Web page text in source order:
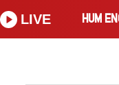
HUM
LIVE